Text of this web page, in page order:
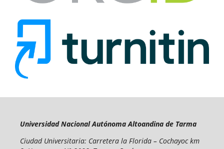
Universidad Nacional Autónoma Altoandina de Tarma
Ciudad Universitaria: Carretera la Florida – Cochayoc km